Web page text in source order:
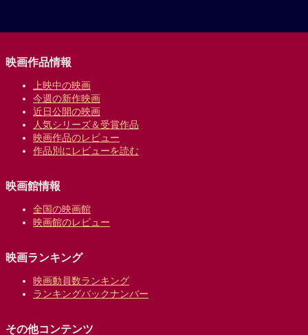
映画作品情報
上映中の映画
今週の新作映画
近日公開の映画
人気シリーズ＆受賞作品
映画作品のレビュー
作品別にレビューを読む
映画館情報
全国の映画館
映画館のレビュー
映画ランキング
映画動員数ランキング
ランキングバックナンバー
その他コンテンツ